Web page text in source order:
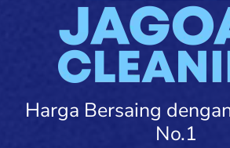
Harga Bersaing
No.1